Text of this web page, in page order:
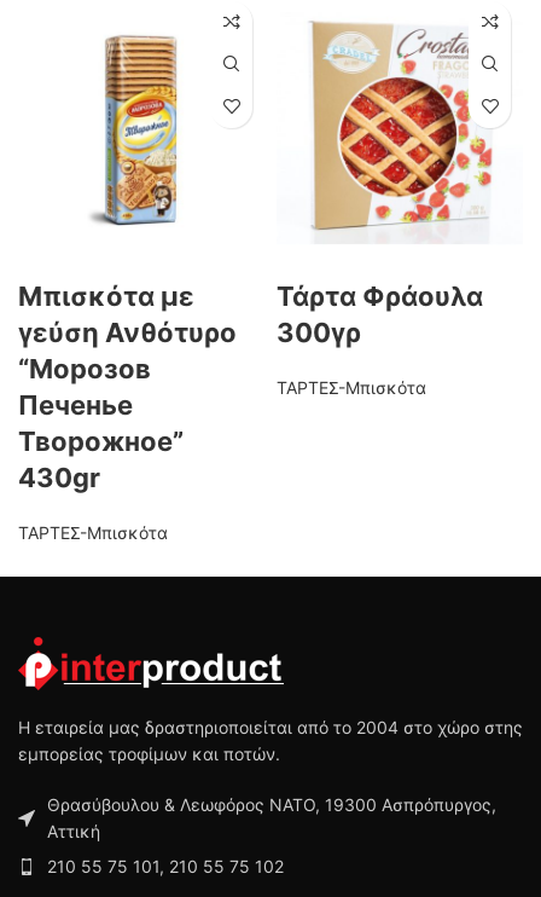
Μπισκότα με
γεύση Ανθότυρο
“Морозов
Печенье
Творожное”
430gr
ΤΑΡΤΕΣ-Μπισκότα
Τάρτα Φράουλα
300γρ
ΤΑΡΤΕΣ-Μπισκότα
Η εταιρεία μας δραστηριοποιείται από το 2004 στο χώρο στης
εμπορείας τροφίμων και ποτών.
Θρασύβουλου & Λεωφόρος ΝΑΤΟ, 19300 Ασπρόπυργος,
Αττική
210 55 75 101, 210 55 75 102